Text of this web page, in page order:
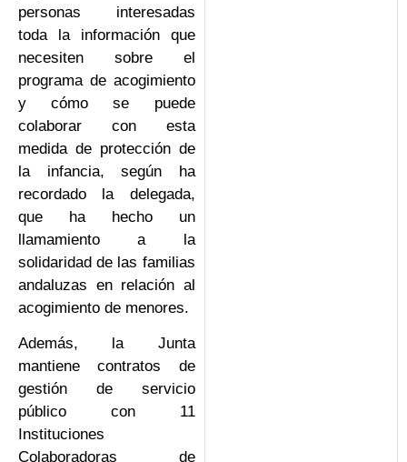
personas interesadas
toda la información que
necesiten sobre el
programa de acogimiento
y cómo se puede
colaborar con esta
medida de protección de
la infancia, según ha
recordado la delegada,
que ha hecho un
llamamiento a la
solidaridad de las familias
andaluzas en relación al
acogimiento de menores.
Además, la Junta
mantiene contratos de
gestión de servicio
público con 11
Instituciones
Colaboradoras de